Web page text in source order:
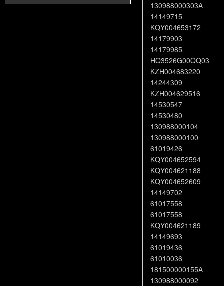
130988000303A
14149715
KQY004653172
14179903
14179985
HQ3526G00QQ03
KZH004683220
14244309
KZH004629516
14530547
14530480
130988000104
130988000100
61019426
KQY004652594
KQY004621188
KQY004652609
14149702
61017558
61017558
KQY004621189
14149693
61019436
61010036
181500000155A
130988000092